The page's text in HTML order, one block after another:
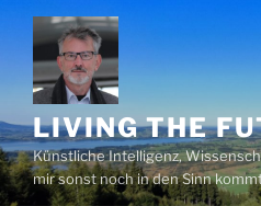
Zum
Inhalt
springen
LIVING THE
Künstliche Intelligenz,
mir sonst noch in den Sinn